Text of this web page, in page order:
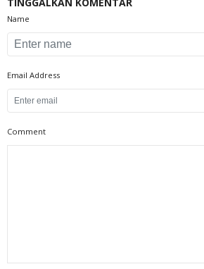
Name
Email Address
Comment